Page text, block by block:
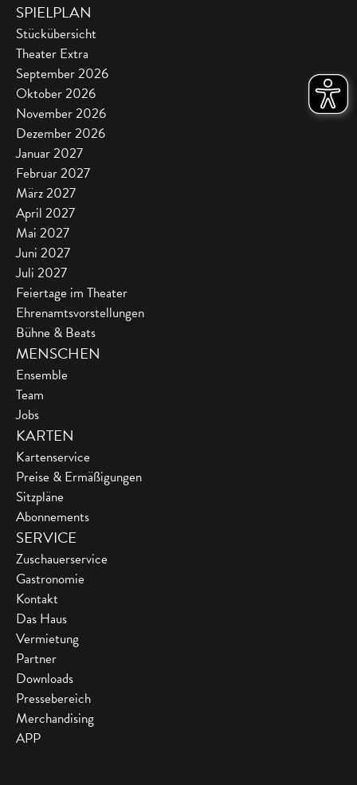
SPIELPLAN
Stückübersicht
Theater Extra
September 2026
Oktober 2026
November 2026
Dezember 2026
Januar 2027
Februar 2027
März 2027
April 2027
Mai 2027
Juni 2027
Juli 2027
Feiertage im Theater
Ehrenamtsvorstellungen
Bühne & Beats
MENSCHEN
Ensemble
Team
Jobs
KARTEN
Kartenservice
Preise & Ermäßigungen
Sitzpläne
Abonnements
SERVICE
Zuschauerservice
Gastronomie
Kontakt
Das Haus
Vermietung
Partner
Downloads
Pressebereich
Merchandising
APP